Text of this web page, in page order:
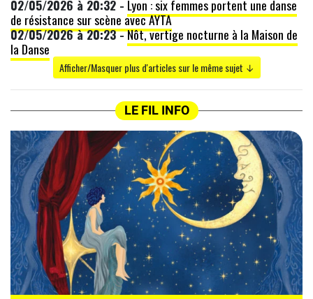
02/05/2026 à 20:32 - Lyon : six femmes portent une danse
de résistance sur scène avec AYTA
02/05/2026 à 20:23 -Nôt, vertige nocturne à la Maison de
la Danse
Afficher/Masquer plus d'articles sur le même sujet ↓
LE FIL INFO